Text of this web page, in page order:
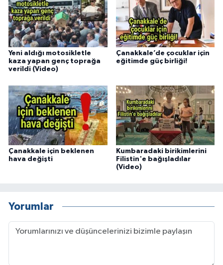
Yeni aldığı motosikletle
kaza yapan genç toprağa
verildi (Video)
Çanakkale’de çocuklar için
eğitimde güç birliği!
Çanakkale için beklenen
hava değişti
Kumbaradaki birikimlerini
Filistin'e bağışladılar
(Video)
Yorumlar